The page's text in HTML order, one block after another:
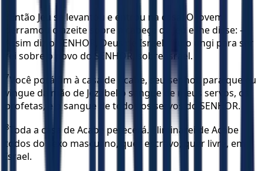
Então Jeú se levantou e entrou na casa. O jovem
derramou o azeite sobre a cabeça de Jeú e lhe disse: —
Assim diz o SENHOR, Deus de Israel: “Eu o ungi para ser
rei sobre o povo do SENHOR, sobre Israel.
7Você porá fim à casa de Acabe, seu senhor, para que eu
vingue da mão de Jezabel o sangue de meus servos, os
profetas, e o sangue de todos os servos do SENHOR.
8Toda a casa de Acabe perecerá. Eliminarei de Acabe
todos do sexo masculino, quer escravo, quer livre, em
Israel.